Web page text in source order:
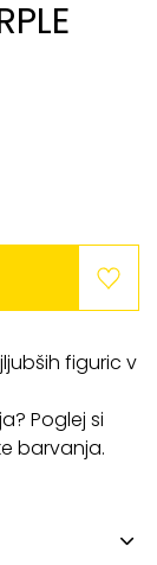
figuric v
Poglej si
barvanja.